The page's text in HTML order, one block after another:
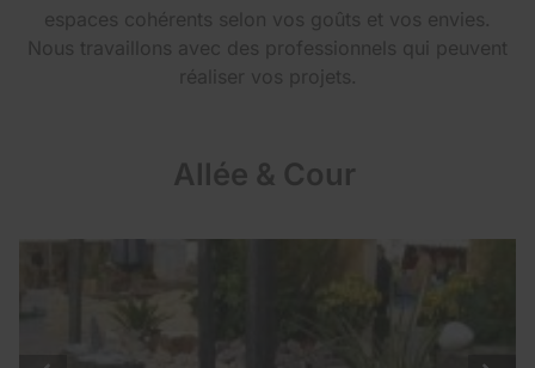
espaces cohérents selon vos goûts et vos envies.
Nous travaillons avec des professionnels qui peuvent
réaliser vos projets.
Allée & Cour